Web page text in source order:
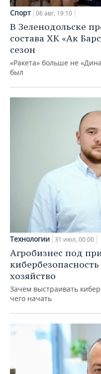
Спорт 06 авг, 19:10
В Зеленодольске
состава ХК «Ак
сезон
«Ракета» больше не
был
Технологии 31 июл, 00:00
Агробизнес под
хозяйство
Зачем выстраивать
чего начать